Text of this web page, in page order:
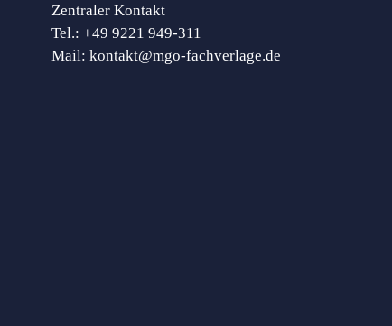
Zentraler Kontakt
Tel.: +49 9221 949-311
Mail: kontakt@mgo-fachverlage.de